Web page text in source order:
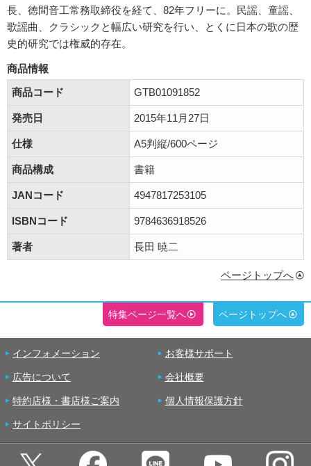
長、徳間音工常務取締役を経て、82年フリーに。民謡、童謡、
歌謡曲、クラシックと幅広い研究を行い、とくに日本の歌の歴
史的研究では権威的存在。
商品情報
商品コード
GTB01091852
発売日 2015年11月27日
仕様 A5判縦/600ページ
商品構成 書籍
JANコード 4947817253105
ISBNコード 9784636918526
著者 長田 暁二
ページトップへ
特集ページ一覧へ ページトップへ
インフォメーション お客様サポート
広告について 会社概要
特約店様・書店様ご案内 個人情報保護方針
サイトポリシー